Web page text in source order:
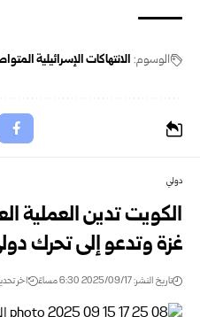
الوسوم:الانتهاكات الإسرائيلية
دولي
الكويت تدين العملية
غزة وتدعو إلى تحرك
تاريخ النشر: 2025/09/17 6:30 مساءً اخر تحديث: 2025/09/